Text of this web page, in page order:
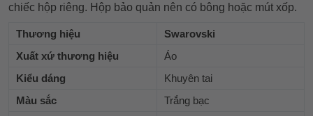
chiếc hộp riêng. Hộp bảo quản nên có bông hoặc mút xốp.
Thương hiệu
Swarovski
Xuất xứ thương hiệu
Áo
Kiểu dáng
Khuyên tai
Màu sắc
Trắng bạc